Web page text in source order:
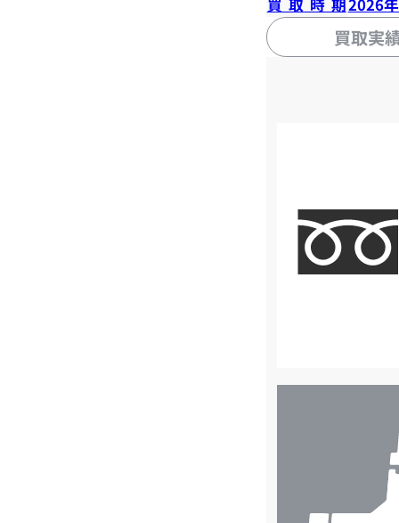
買取時期2026
買取実